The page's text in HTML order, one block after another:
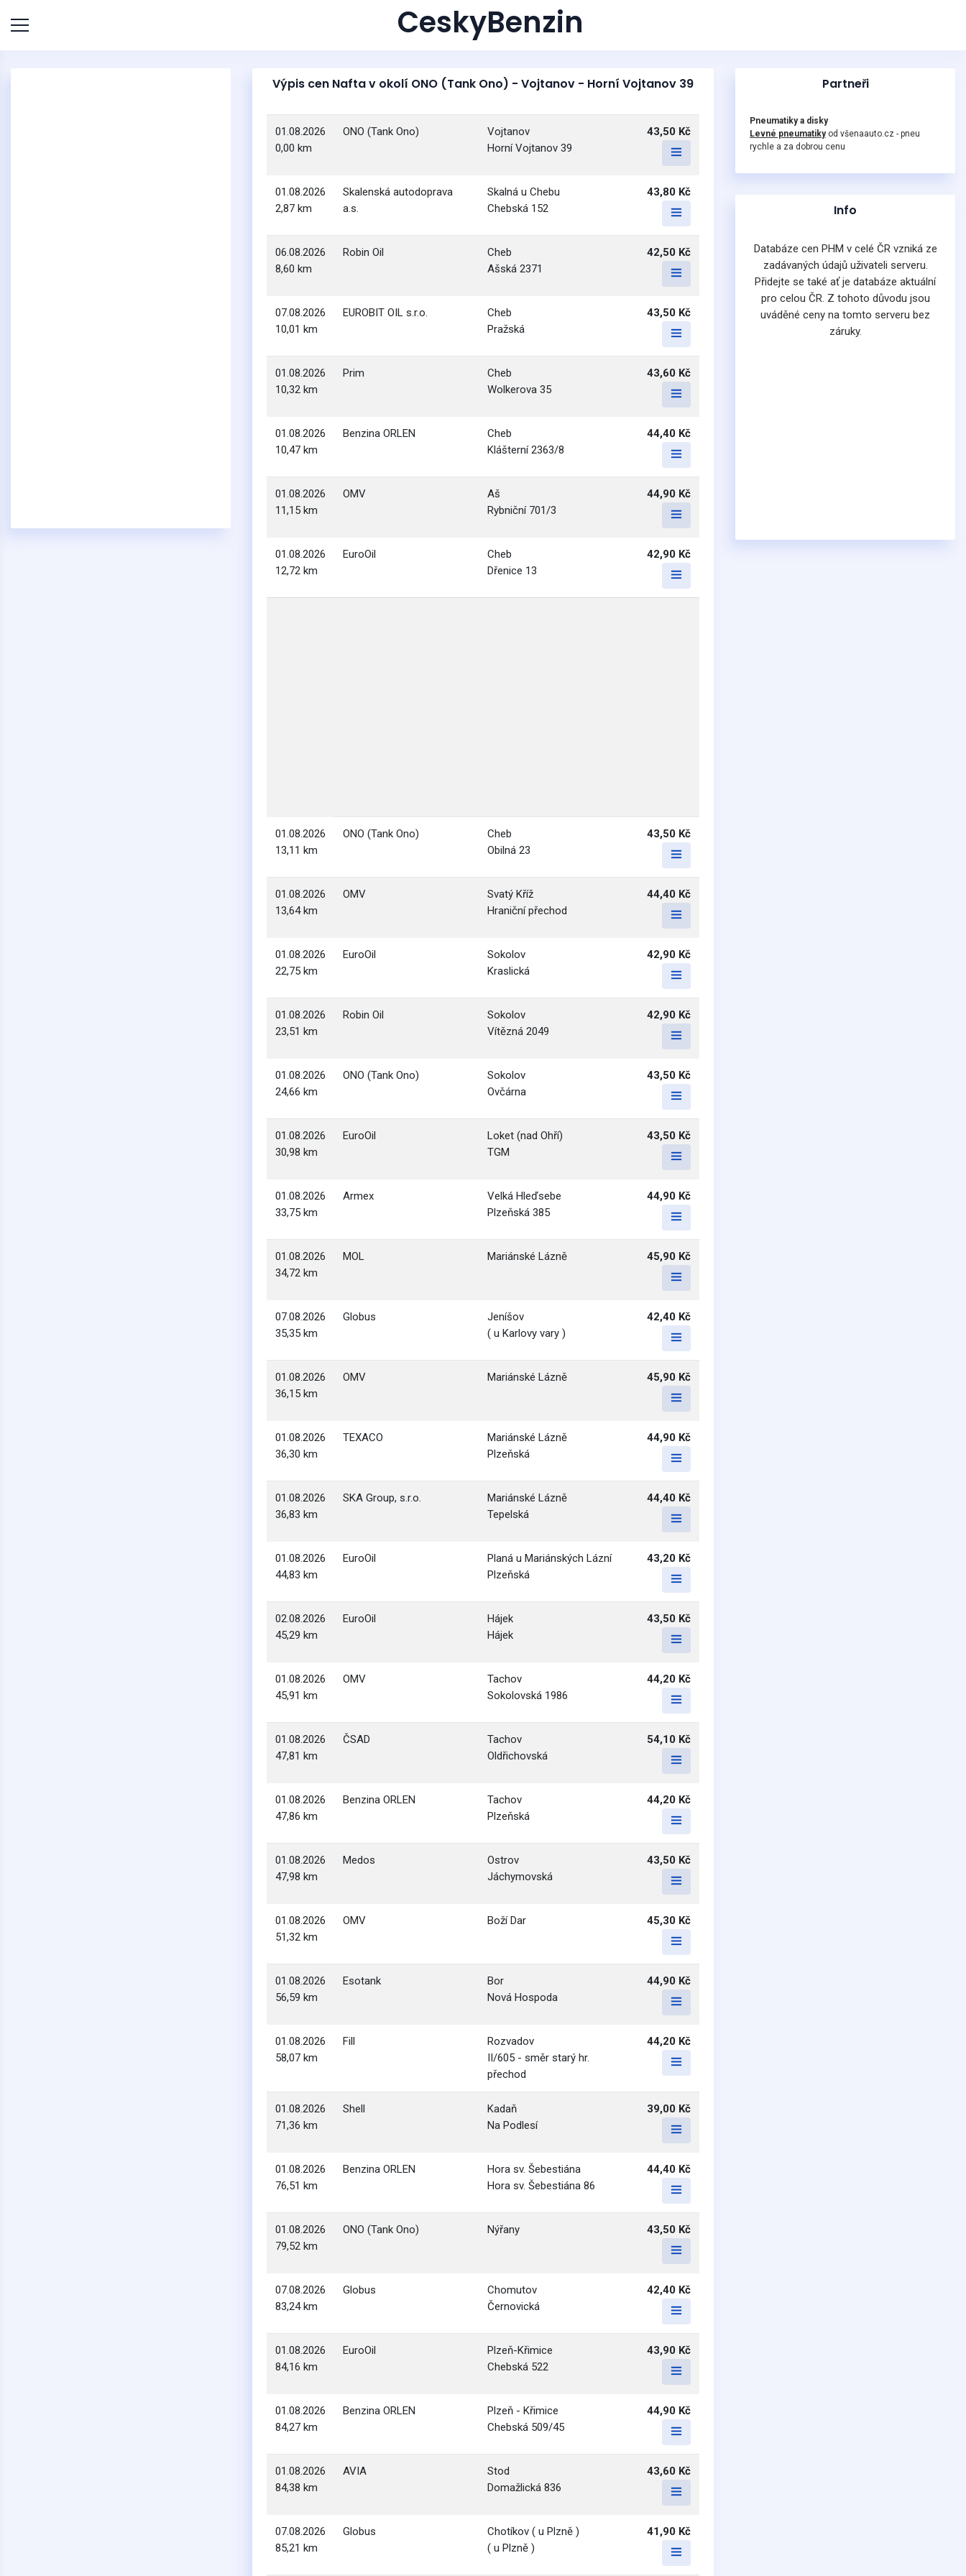
CeskyBenzin
Výpis cen Nafta v okolí ONO (Tank Ono) - Vojtanov - Horní Vojtanov 39
01.08.2026
0,00 km
ONO (Tank Ono)
Vojtanov
Horní Vojtanov 39
43,50 Kč
01.08.2026
2,87 km
Skalenská autodoprava
a.s.
Skalná u Chebu
Chebská 152
43,80 Kč
06.08.2026
8,60 km
Robin Oil
Cheb
Ašská 2371
42,50 Kč
07.08.2026
10,01 km
EUROBIT OIL s.r.o.
Cheb
Pražská
43,50 Kč
01.08.2026
10,32 km
Prim
Cheb
Wolkerova 35
43,60 Kč
01.08.2026
10,47 km
Benzina ORLEN
Cheb
Klášterní 2363/8
44,40 Kč
01.08.2026
11,15 km
OMV
Aš
Rybniční 701/3
44,90 Kč
01.08.2026
12,72 km
EuroOil
Cheb
Dřenice 13
42,90 Kč
01.08.2026
13,11 km
ONO (Tank Ono)
Cheb
Obilná 23
43,50 Kč
01.08.2026
13,64 km
OMV
Svatý Kříž
Hraniční přechod
44,40 Kč
01.08.2026
22,75 km
EuroOil
Sokolov
Kraslická
42,90 Kč
01.08.2026
23,51 km
Robin Oil
Sokolov
Vítězná 2049
42,90 Kč
01.08.2026
24,66 km
ONO (Tank Ono)
Sokolov
Ovčárna
43,50 Kč
01.08.2026
30,98 km
EuroOil
Loket (nad Ohří)
TGM
43,50 Kč
01.08.2026
33,75 km
Armex
Velká Hleďsebe
Plzeňská 385
44,90 Kč
01.08.2026
34,72 km
MOL Mariánské Lázně 45,90 Kč
07.08.2026
35,35 km
Globus
Jeníšov
( u Karlovy vary )
42,40 Kč
01.08.2026
36,15 km
OMV Mariánské Lázně 45,90 Kč
01.08.2026
36,30 km
TEXACO
Mariánské Lázně
Plzeňská
44,90 Kč
01.08.2026
36,83 km
SKA Group, s.r.o.
Mariánské Lázně
Tepelská
44,40 Kč
01.08.2026
44,83 km
EuroOil
Planá u Mariánských Lázní
Plzeňská
43,20 Kč
02.08.2026
45,29 km
EuroOil
Hájek
Hájek
43,50 Kč
01.08.2026
45,91 km
OMV
Tachov
Sokolovská 1986
44,20 Kč
01.08.2026
47,81 km
ČSAD
Tachov
Oldřichovská
54,10 Kč
01.08.2026
47,86 km
Benzina ORLEN
Tachov
Plzeňská
44,20 Kč
01.08.2026
47,98 km
Medos
Ostrov
Jáchymovská
43,50 Kč
01.08.2026
51,32 km
OMV Boží Dar 45,30 Kč
01.08.2026
56,59 km
Esotank
Bor
Nová Hospoda
44,90 Kč
01.08.2026
58,07 km
Fill
Rozvadov
II/605 - směr starý hr.
přechod
44,20 Kč
01.08.2026
71,36 km
Shell
Kadaň
Na Podlesí
39,00 Kč
01.08.2026
76,51 km
Benzina ORLEN
Hora sv. Šebestiána
Hora sv. Šebestiána 86
44,40 Kč
01.08.2026
79,52 km
ONO (Tank Ono) Nýřany 43,50 Kč
07.08.2026
83,24 km
Globus
Chomutov
Černovická
42,40 Kč
01.08.2026
84,16 km
EuroOil
Plzeň-Křimice
Chebská 522
43,90 Kč
01.08.2026
84,27 km
Benzina ORLEN
Plzeň - Křimice
Chebská 509/45
44,90 Kč
01.08.2026
84,38 km
AVIA
Stod
Domažlická 836
43,60 Kč
07.08.2026
85,21 km
Globus
Chotíkov ( u Plzně )
( u Plzně )
41,90 Kč
Partneři
Pneumatiky a disky
Levné pneumatikyod všenaauto.cz - pneu
rychle a za dobrou cenu
Info
Databáze cen PHM v celé ČR vzniká ze
zadávaných údajů uživateli serveru.
Přidejte se také ať je databáze aktuální
pro celou ČR. Z tohoto důvodu jsou
uváděné ceny na tomto serveru bez
záruky.